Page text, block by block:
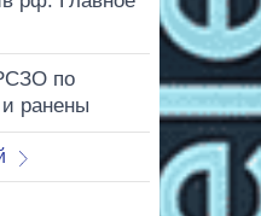
по
ранены